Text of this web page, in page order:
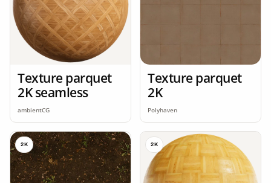
Texture parquet
2K seamless
ambientCG
Texture parquet
2K
Polyhaven
2K 2K